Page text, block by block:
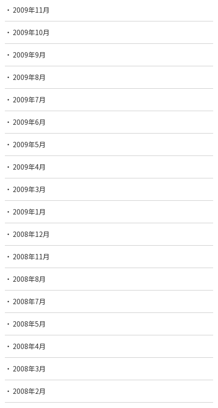
2009年11月
2009年10月
2009年9月
2009年8月
2009年7月
2009年6月
2009年5月
2009年4月
2009年3月
2009年1月
2008年12月
2008年11月
2008年8月
2008年7月
2008年5月
2008年4月
2008年3月
2008年2月